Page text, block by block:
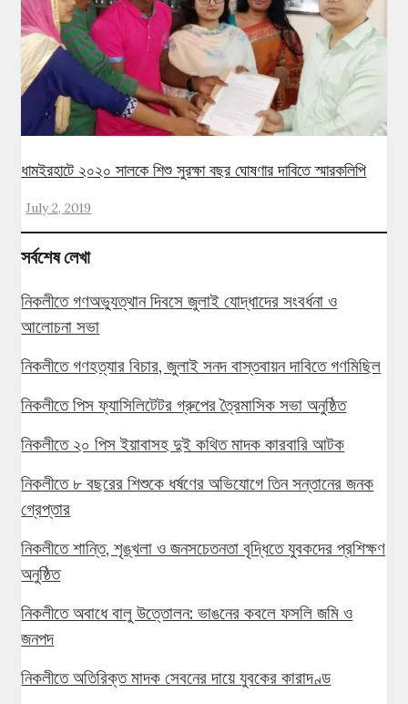
ধামইরহাটে ২০২০ সালকে শিশু সুরক্ষা বছর ঘোষণার দাবিতে স্মারকলিপি
July 2, 2019
সর্বশেষ লেখা
নিকলীতে গণঅভ্যুত্থান দিবসে জুলাই যোদ্ধাদের সংবর্ধনা ও
আলোচনা সভা
নিকলীতে গণহত্যার বিচার, জুলাই সনদ বাস্তবায়ন দাবিতে গণমিছিল
নিকলীতে পিস ফ্যাসিলিটেটর গ্রুপের ত্রৈমাসিক সভা অনুষ্ঠিত
নিকলীতে ২০ পিস ইয়াবাসহ দুই কথিত মাদক কারবারি আটক
নিকলীতে ৮ বছরের শিশুকে ধর্ষণের অভিযোগে তিন সন্তানের জনক
গ্রেপ্তার
নিকলীতে শান্তি, শৃঙ্খলা ও জনসচেতনতা বৃদ্ধিতে যুবকদের প্রশিক্ষণ
অনুষ্ঠিত
নিকলীতে অবাধে বালু উত্তোলন: ভাঙনের কবলে ফসলি জমি ও
জনপদ
নিকলীতে অতিরিক্ত মাদক সেবনের দায়ে যুবকের কারাদণ্ড